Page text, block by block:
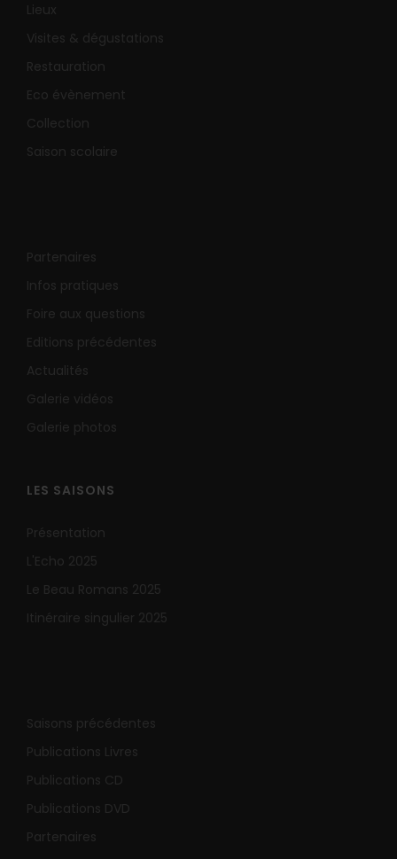
Lieux
Visites & dégustations
Restauration
Eco évènement
Collection
Saison scolaire
Partenaires
Infos pratiques
Foire aux questions
Editions précédentes
Actualités
Galerie vidéos
Galerie photos
LES SAISONS
Présentation
L'Echo 2025
Le Beau Romans 2025
Itinéraire singulier 2025
Saisons précédentes
Publications Livres
Publications CD
Publications DVD
Partenaires